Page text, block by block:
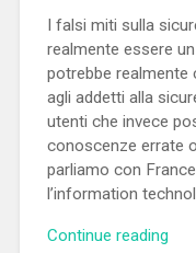
I falsi miti sulla
realmente essere
potrebbe realmente
agli addetti alla
utenti che invece
conoscenze errate
parliamo con
l’information
Continue reading